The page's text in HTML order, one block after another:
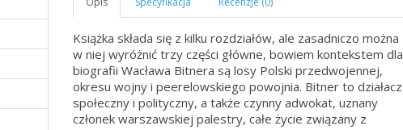
Książka składa się z kilku rozdziałów, ale zasadniczo można
w niej wyróżnić trzy części główne, bowiem kontekstem dla
biografii Wacława Bitnera są losy Polski przedwojennej,
okresu wojny i peerelowskiego powojnia. Bitner to działacz
społeczny i polityczny, a także czynny adwokat, uznany
członek warszawskiej palestry, całe życie związany z